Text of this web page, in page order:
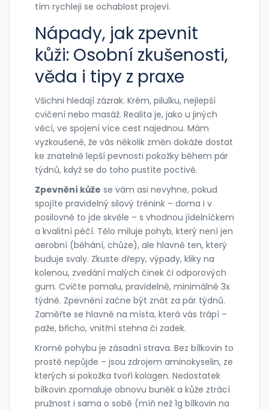
tím rychleji se ochablost projeví.
Nápady, jak zpevnit
kůži: Osobní zkušenosti,
věda i tipy z praxe
Všichni hledají zázrak. Krém, pilulku, nejlepší
cvičení nebo masáž. Realita je, jako u jiných
věcí, ve spojení více cest najednou. Mám
vyzkoušené, že vás několik změn dokáže dostat
ke znatelně lepší pevnosti pokožky během pár
týdnů, když se do toho pustíte poctivě.
Zpevnění kůže se vám asi nevyhne, pokud
spojíte pravidelný silový trénink – doma i v
posilovně to jde skvěle – s vhodnou jídelníčkem
a kvalitní péčí. Tělo miluje pohyb, který není jen
aerobní (běhání, chůze), ale hlavně ten, který
buduje svaly. Zkuste dřepy, výpady, kliky na
kolenou, zvedání malých činek či odporových
gum. Cvičte pomalu, pravidelně, minimálně 3x
týdně. Zpevnění začne být znát za pár týdnů.
Zaměřte se hlavně na místa, která vás trápí –
paže, břicho, vnitřní stehna či zadek.
Kromě pohybu je zásadní strava. Bez bílkovin to
prostě nepůjde – jsou zdrojem aminokyselin, ze
kterých si pokožka tvoří kolagen. Nedostatek
bílkovin zpomaluje obnovu buněk a kůže ztrácí
pružnost i sama o sobě (míň než 1g bílkovin na